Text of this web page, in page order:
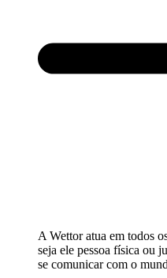
A Wettor atua em todos
seja ele pessoa física ou
se comunicar com o